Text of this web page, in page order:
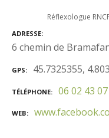
Réflexologue
ADRESSE
6 chemin de
GPS 45.7325355,
TÉLÉPHONE 06 02 43
WEB